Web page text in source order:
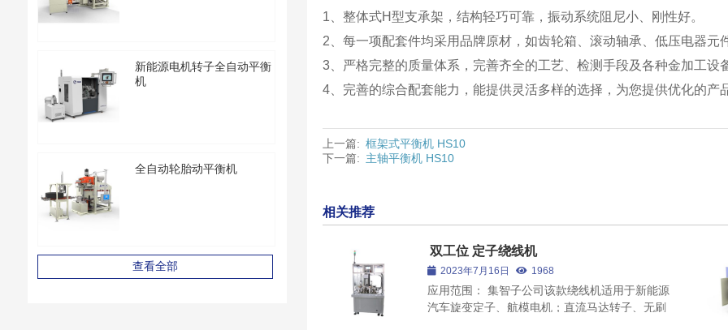
1、整体式H型支承架，结构轻巧可靠，振动系统阻尼小、刚性好。
2、每一项配套件均采用品牌原材，如齿轮箱、滚动轴承、低压电器元
3、严格完整的质量体系，完善齐全的工艺、检测手段及各种金加工设
4、完善的综合配套能力，能提供灵活多样的选择，为您提供优化的产
上一篇: 框架式平衡机 HS10
下一篇: 主轴平衡机 HS10
相关推荐
双工位 定子绕线机
2023年7月16日 1968
应用范围： 集智子公司该款绕线机适用于新能源
汽车旋变定子、航模电机；直流马达转子、无刷
新能源电机转子全自动平衡
机
全自动轮胎动平衡机
查看全部
圆棒自动校直机
查看全部